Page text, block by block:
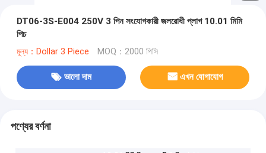
DT06-3S-E004 250V 3 পিন সংযোগকারী জলরোধী প্লাগ 10.01 মিমি
পিচ
মূল্য：Dollar 3 Piece MOQ：2000 পিসি
ভালো দাম এখন যোগাযোগ
পণ্যের বর্ণনা